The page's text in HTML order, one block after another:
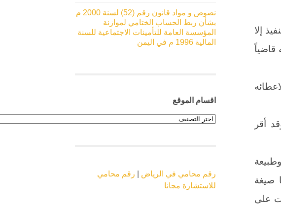
إلا
قاضياً
أقر
صيغة
على
نصوص و مواد قانون رقم (52) لسنة 2000 م
بشأن ربط الحساب الختامي لموازنة
المؤسسة العامة للتأمينات الاجتماعية للسنة
المالية 1996 م في اليمن
اقسام الموقع
اقسام
الموقع
رقم محامي في الرياض
رقم محامي
للاستشارة مجانا